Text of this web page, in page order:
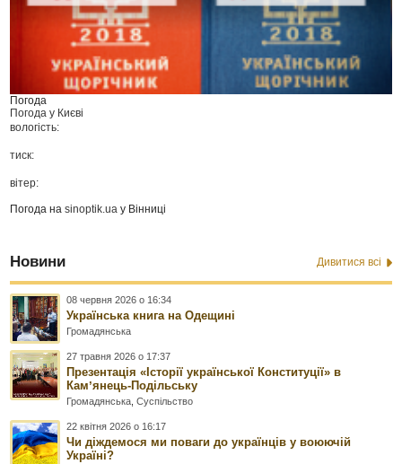
Погода
Погода у Києві
вологість:
тиск:
вітер:
Погода наsinoptik.ua у Вінниці
Новини Дивитися всі
08 червня 2026 о 16:34
Українська книга на Одещині
Громадянська
27 травня 2026 о 17:37
Презентація «Історії української Конституції» в
Камʼянець-Подільську
Громадянська ,Суспільство
22 квітня 2026 о 16:17
Чи діждемося ми поваги до українців у воюючій
Україні?